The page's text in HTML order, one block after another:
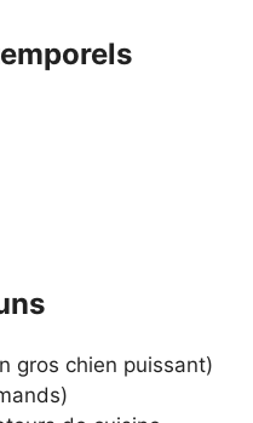
gros chien puissant)